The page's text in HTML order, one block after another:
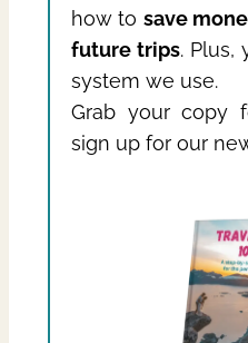
how to save
future trips. Plus,
system we use.
Grab your copy
sign up for our